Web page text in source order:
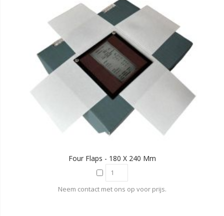
Four Flaps - 180 X 240 Mm
Neem contact met ons op voor prijs.